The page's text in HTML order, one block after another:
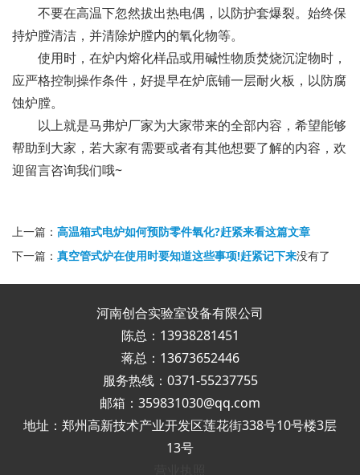
不要在高温下忽然拔出热电偶，以防护套爆裂。始终保
持炉膛清洁，并清除炉膛内的氧化物等。
使用时，在炉内熔化样品或用碱性物质焚烧沉淀物时，
应严格控制操作条件，好提早在炉底铺一层耐火板，以防腐
蚀炉膛。
以上就是马弗炉厂家为大家带来的全部内容，希望能够
帮助到大家，若大家有需要或者有其他想要了解的内容，欢
迎留言咨询我们哦~
上一篇： 高温箱式电炉如何预防零件氧化?赶紧来看这篇文章
下一篇： 真空管式炉在使用时要知道这些事项!赶紧记下来没有了
河南创合实验室设备有限公司
陈总：13938281451
蒋总：13673652446
服务热线：0371-55237755
邮箱：359831030@qq.com
地址：郑州高新技术产业开发区莲花街338号10号楼3层
13号